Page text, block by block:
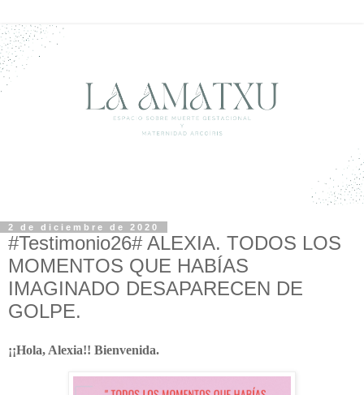
2 de diciembre de 2020
#Testimonio26# ALEXIA. TODOS LOS
MOMENTOS QUE HABÍAS
IMAGINADO DESAPARECEN DE
GOLPE.
¡¡Hola, Alexia!! Bienvenida.